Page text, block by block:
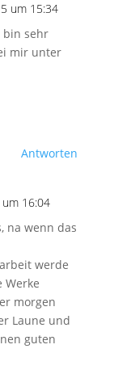
um 15:34
bin sehr
mir unter
Antworten
16:04
na wenn das
werde
Werke
morgen
Laune und
guten